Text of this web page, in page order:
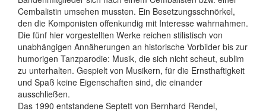
Cembalistin umsehen mussten. Ein Besetzungsschnörkel,
den die Komponisten offenkundig mit Interesse wahrnahmen.
Die fünf hier vorgestellten Werke reichen stilistisch von
unabhängigen Annäherungen an historische Vorbilder bis zur
humorigen Tanzparodie: Musik, die sich nicht scheut, sublim
zu unterhalten. Gespielt von Musikern, für die Ernsthaftigkeit
und Spaß keine Eigenschaften sind, die einander
ausschließen.
Das 1990 entstandene Septett von Bernhard Rendel,